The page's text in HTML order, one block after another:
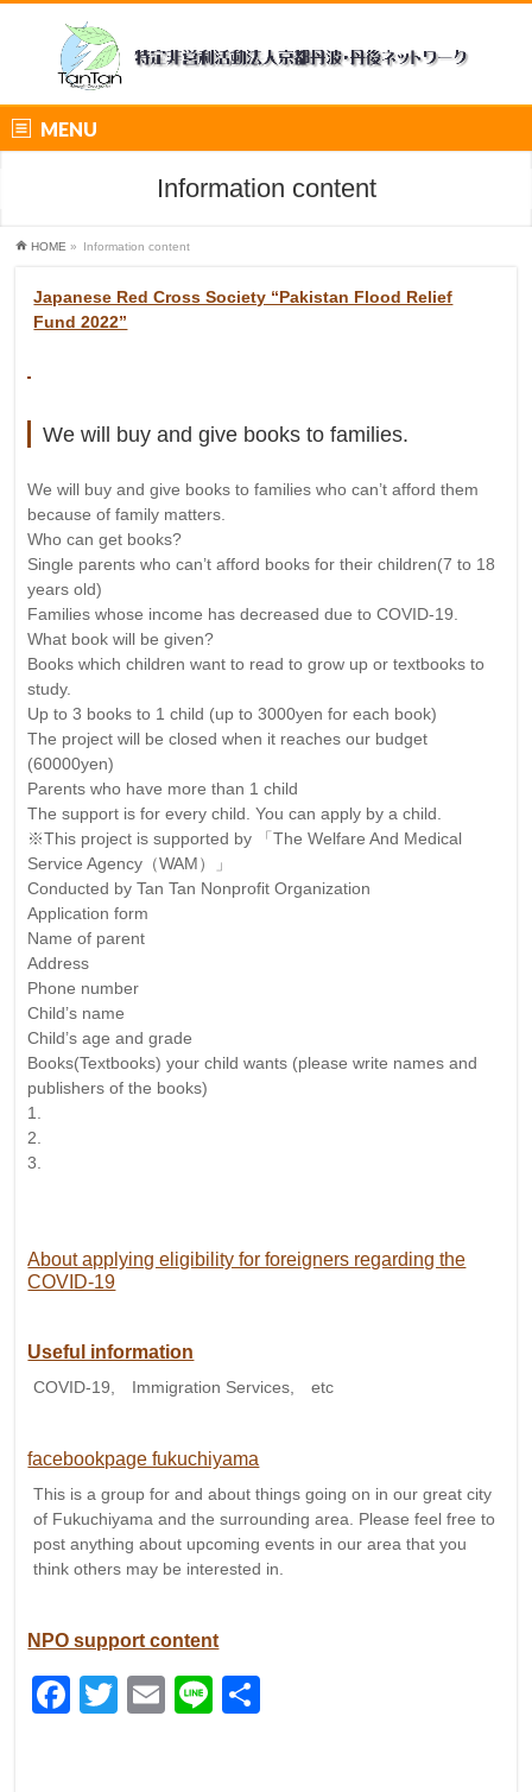
MENU
Information content
HOME » Information content
Japanese Red Cross Society “Pakistan Flood Relief
Fund 2022”
We will buy and give books to families.
We will buy and give books to families who can’t afford them
because of family matters.
Who can get books?
Single parents who can’t afford books for their children(7 to 18
years old)
Families whose income has decreased due to COVID-19.
What book will be given?
Books which children want to read to grow up or textbooks to
study.
Up to 3 books to 1 child (up to 3000yen for each book)
The project will be closed when it reaches our budget
(60000yen)
Parents who have more than 1 child
The support is for every child. You can apply by a child.
※This project is supported by 「The Welfare And Medical
Service Agency（WAM）」
Conducted by Tan Tan Nonprofit Organization
Application form
Name of parent
Address
Phone number
Child’s name
Child’s age and grade
Books(Textbooks) your child wants (please write names and
publishers of the books)
1.
2.
3.
About applying eligibility for foreigners regarding the
COVID-19
Useful information
COVID-19, Immigration Services, etc
facebookpage fukuchiyama
This is a group for and about things going on in our great city
of Fukuchiyama and the surrounding area. Please feel free to
post anything about upcoming events in our area that you
think others may be interested in.
NPO support content
Facebook
Twitter
Email
Line